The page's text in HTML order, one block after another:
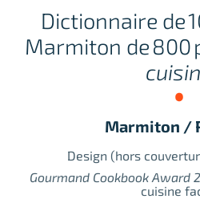
Dictionnaire de
Marmiton de 800
Marmiton /
Design (hors
Gourmand Cookbook Award
cuisine